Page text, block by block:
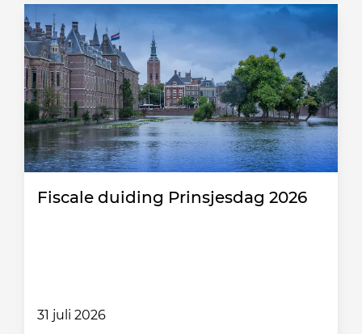
Fiscale duiding Prinsjesdag 2026
31 juli 2026